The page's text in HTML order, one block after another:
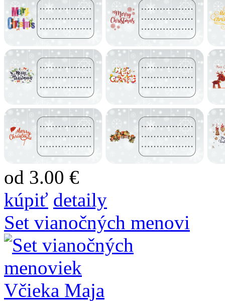
od 3.00 €
kúpiť detaily
Set vianočných menovi